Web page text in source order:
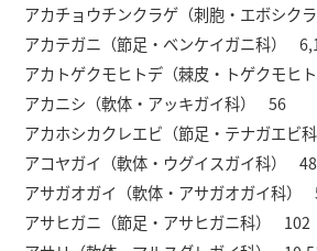
アカチョウチンクラゲ（刺胞・エボシク
アカテガニ（節足・ベンケイガニ科）
アカトゲクモヒトデ（棘皮・トゲクモヒ
アカニシ（軟体・アッキガイ科） 56
アカホシカクレエビ（節足・テナガエビ
アコヤガイ（軟体・ウグイスガイ科） 48
アサガオガイ（軟体・アサガオガイ科）
アサヒガニ（節足・アサヒガニ科） 102